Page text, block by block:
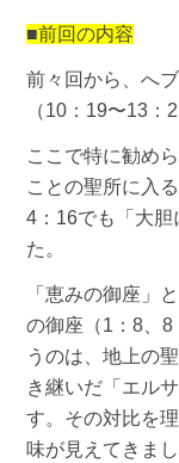
■前回の内容
前々回から、へ
（10 ： 19〜13 ：
ここで特に勧め
ことの聖所に入
4 ： 16でも「大胆
た。
「恵みの御座」
の御座（1 ：8 、8
うのは、地上の
き継いだ「エル
す。その対比を
味が見えてきまし